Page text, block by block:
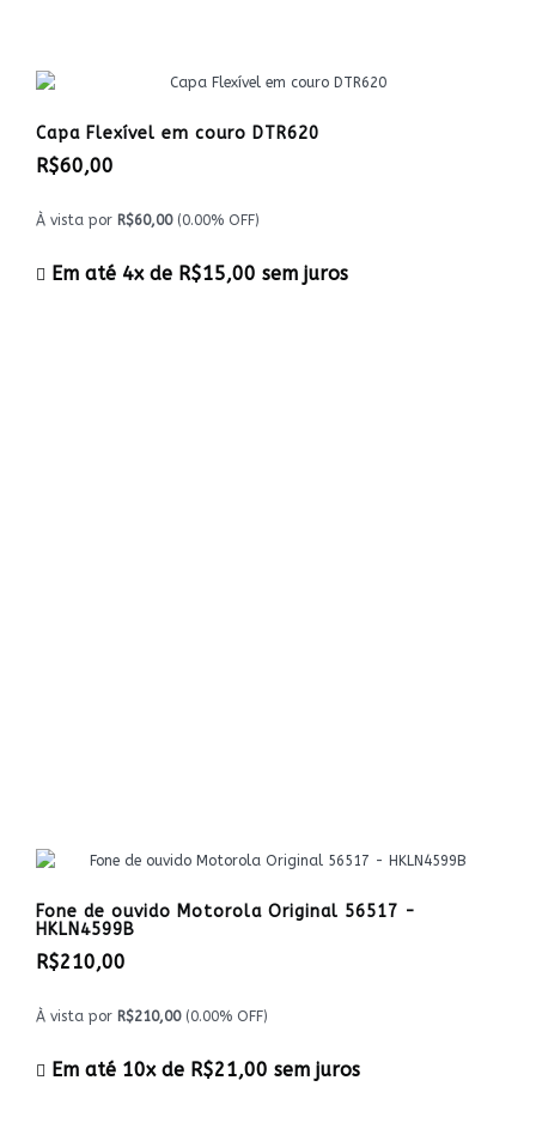
Capa Flexível em couro DTR620
R$60,00
À vista por R$60,00(0.00% OFF)
Em até 4x de R$15,00 sem juros
Fone de ouvido Motorola Original 56517 -
HKLN4599B
R$210,00
À vista por R$210,00(0.00% OFF)
Em até 10x de R$21,00 sem juros